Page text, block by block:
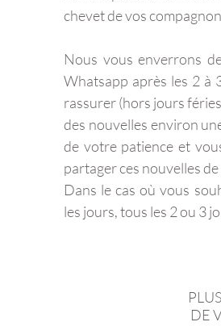
chevet de vos
Nous vous enverrons
Whatsapp après les 2 à
rassurer (hors jours
des nouvelles environ
de votre patience et
partager ces nouvelles
Dans le cas où vous
les jours, tous les 2 ou 3
DE